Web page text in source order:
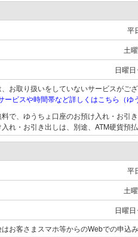
平
土
日曜日
お取り扱いをしていないサービスがござ
ービスや時間帯など詳しくはこちら（ゆ
で、ゆうちょ口座のお預け入れ・お引
れ・お引き出しは、別途、ATM硬貨預払
平
土
日曜日
お客さまスマホ等からのWebでの申込み